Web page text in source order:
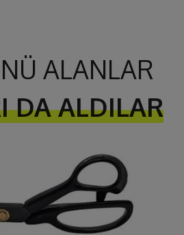
ALANLAR
DA ALDILAR